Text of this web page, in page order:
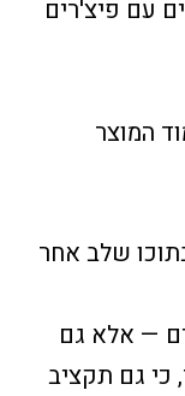
עם פיצ'רים
המוצר
שלב אחר
— אלא גם
כי גם תקציב